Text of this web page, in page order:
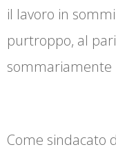
il lavoro in
purtroppo, al
sommariamente
Come sindacato